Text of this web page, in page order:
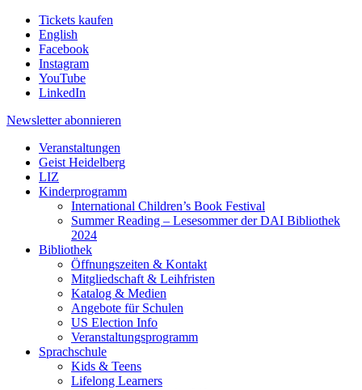
Tickets kaufen
English
Facebook
Instagram
YouTube
LinkedIn
Newsletter abonnieren
Veranstaltungen
Geist Heidelberg
LIZ
Kinderprogramm
International Children’s Book Festival
Summer Reading – Lesesommer der DAI Bibliothek
2024
Bibliothek
Öffnungszeiten & Kontakt
Mitgliedschaft & Leihfristen
Katalog & Medien
Angebote für Schulen
US Election Info
Veranstaltungsprogramm
Sprachschule
Kids & Teens
Lifelong Learners